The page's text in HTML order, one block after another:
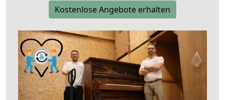
Kostenlose Angebote erhalten